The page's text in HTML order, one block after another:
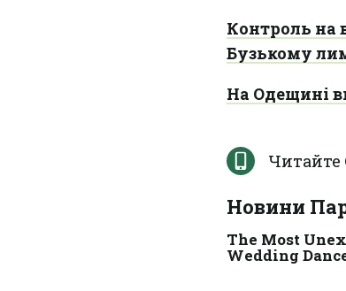
Контроль на
Бузькому
На Одещині
Читайте